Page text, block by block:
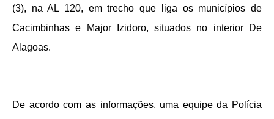
(3), na AL 120, em trecho que liga os municípios de
Cacimbinhas e Major Izidoro, situados no interior De
Alagoas.
De acordo com as informações, uma equipe da Polícia